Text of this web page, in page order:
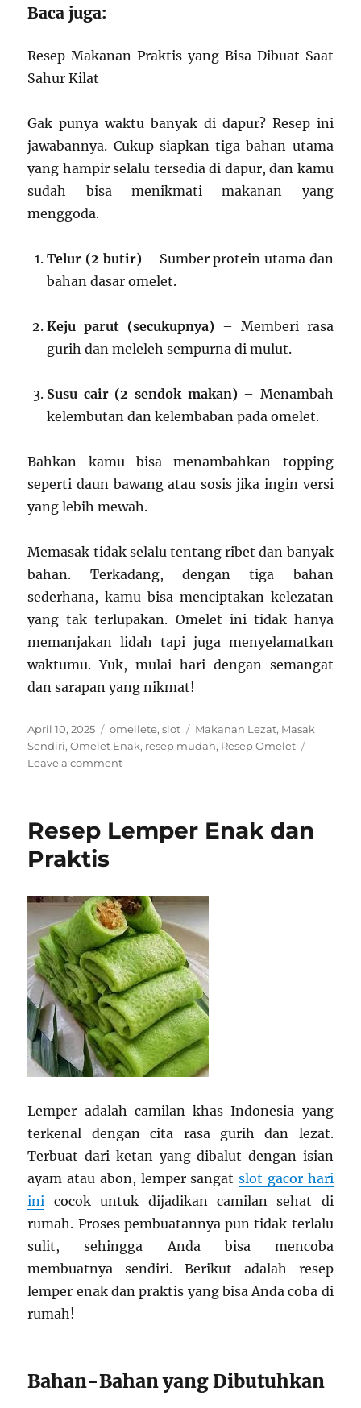
Baca juga:
Resep Makanan Praktis yang Bisa Dibuat Saat
Sahur Kilat
Gak punya waktu banyak di dapur? Resep ini
jawabannya. Cukup siapkan tiga bahan utama
yang hampir selalu tersedia di dapur, dan kamu
sudah bisa menikmati makanan yang
menggoda.
Telur (2 butir)– Sumber protein utama dan
bahan dasar omelet.
Keju parut (secukupnya) – Memberi rasa
gurih dan meleleh sempurna di mulut.
Susu cair (2 sendok makan)– Menambah
kelembutan dan kelembaban pada omelet.
Bahkan kamu bisa menambahkan topping
seperti daun bawang atau sosis jika ingin versi
yang lebih mewah.
Memasak tidak selalu tentang ribet dan banyak
bahan. Terkadang, dengan tiga bahan
sederhana, kamu bisa menciptakan kelezatan
yang tak terlupakan. Omelet ini tidak hanya
memanjakan lidah tapi juga menyelamatkan
waktumu. Yuk, mulai hari dengan semangat
dan sarapan yang nikmat!
Posted
on
April 10, 2025 Categories
omellete,slot Tags
Makanan Lezat, Masak
Sendiri,Omelet Enak, resep mudah, Resep Omelet
Leave a commenton
Bahan,
Omelet
Bikin
Nagih!
Resep Lemper Enak dan
Praktis
Lemper adalah camilan khas Indonesia yang
terkenal dengan cita rasa gurih dan lezat.
Terbuat dari ketan yang dibalut dengan isian
ayam atau abon, lemper sangatslot gacor hari
ini cocok untuk dijadikan camilan sehat di
rumah. Proses pembuatannya pun tidak terlalu
sulit, sehingga Anda bisa mencoba
membuatnya sendiri. Berikut adalah resep
lemper enak dan praktis yang bisa Anda coba di
rumah!
Bahan-Bahan yang Dibutuhkan